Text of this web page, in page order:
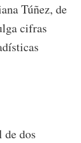
Túñez, de
cifras
de dos